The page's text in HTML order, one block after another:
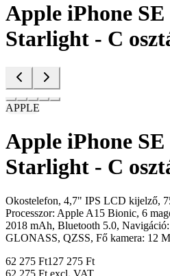
Apple iPhone
Starlight - C
APPLE
Apple iPhone
Starlight - C
Okostelefon, 4,7" IPS LCD kijelző,
Processzor: Apple A15 Bionic, 6
2018 mAh, Bluetooth 5.0,
GLONASS, QZSS, Fő kamera: 12
62 275 Ft127 275 Ft
62 275 Ft excl. VAT